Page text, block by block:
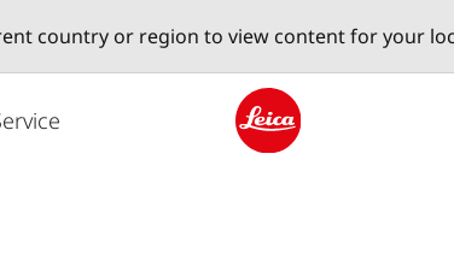
country or region to view content for your